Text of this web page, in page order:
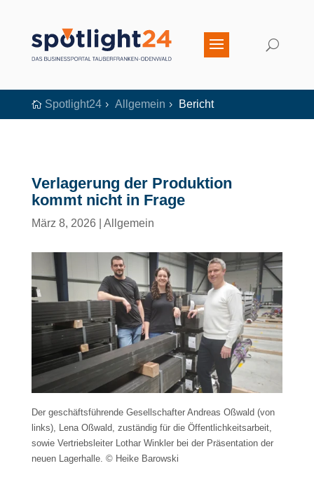
 Spotlight245 Allgemein 5 Bericht
Verlagerung der Produktion
kommt nicht in Frage
März 8, 2026 Allgemein
Der geschäftsführende Gesellschafter Andreas Oßwald (von
links), Lena Oßwald, zuständig für die Öffentlichkeitsarbeit,
sowie Vertriebsleiter Lothar Winkler bei der Präsentation der
neuen Lagerhalle. © Heike Barowski